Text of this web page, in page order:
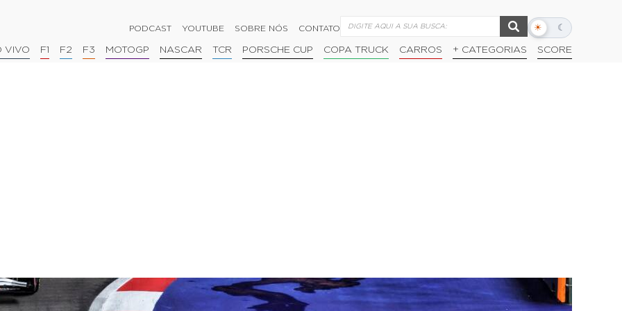
PODCAST YOUTUBE SOBRE NÓS CONTATO ☀ ☾
Alternar
escuro
VIVO F1 F2 F3 MOTOGP NASCAR TCR PORSCHE CUP COPA TRUCK CARROS + CATEGORIAS SCORE